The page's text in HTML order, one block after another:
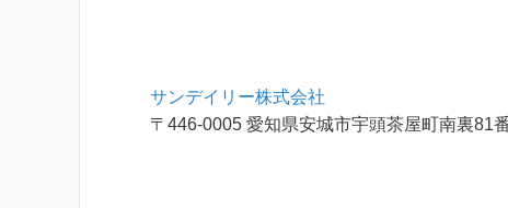
サンデイリー株式会社
〒446-0005 愛知県安城市宇頭茶屋町南裏81